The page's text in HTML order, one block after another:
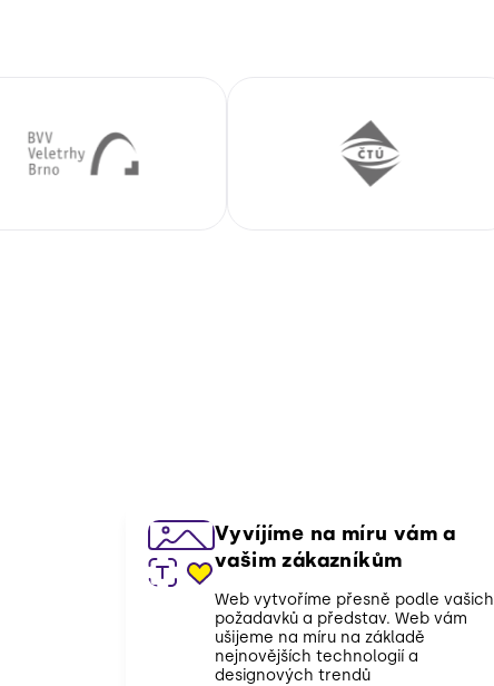
Vyvíjíme na míru vám a
vašim zákazníkům
Web vytvoříme přesně podle vašich
požadavků a představ. Web vám
ušijeme na míru na základě
nejnovějších technologií a
designových trendů